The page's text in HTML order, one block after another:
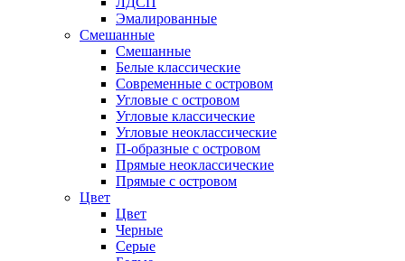
Эмалированные
Смешанные
Смешанные
Белые классические
Современные с островом
Угловые с островом
Угловые классические
Угловые неоклассические
П-образные с островом
Прямые неоклассические
Прямые с островом
Цвет
Цвет
Черные
Серые